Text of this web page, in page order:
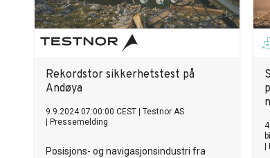
Rekordstor sikkerhetstest på
Andøya
9.9.2024 07:00:00 CEST
Testnor AS
Pressemelding
Posisjons- og navigasjonsindustri fra